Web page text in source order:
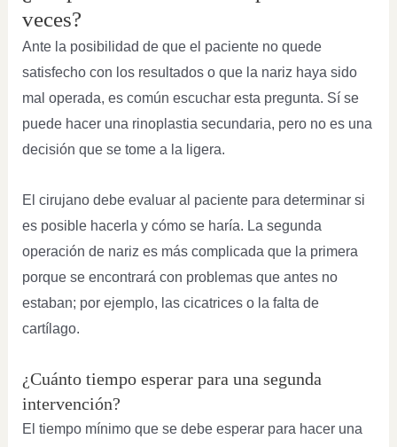
veces?
Ante la posibilidad de que el paciente no quede
satisfecho con los resultados o que la nariz haya sido
mal operada, es común escuchar esta pregunta. Sí se
puede hacer una rinoplastia secundaria, pero no es una
decisión que se tome a la ligera.
El cirujano debe evaluar al paciente para determinar si
es posible hacerla y cómo se haría. La segunda
operación de nariz es más complicada que la primera
porque se encontrará con problemas que antes no
estaban; por ejemplo, las cicatrices o la falta de
cartílago.
¿Cuánto tiempo esperar para una segunda
intervención?
El tiempo mínimo que se debe esperar para hacer una